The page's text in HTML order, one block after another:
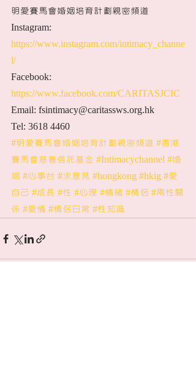
明愛賽馬會婚姻培育計劃親密頻道
Instagram:
https://www.instagram.com/intimacy_channe
l/
Facebook:
https://www.facebook.com/CARITASJCIC
Email: fsintimacy@caritassws.org.hk
Tel: 3618 4460
#明愛賽馬會婚姻培育計劃親密頻道 #香港
賽馬會慈善信託基金 #Intimacychannel #婚
姻 #心事台 #求意見 #hongkong #hkig #愛
自己 #成長 #性 #心理 #情緒 #情侶 #兩性關
係 #愛情 #情侶日常 #性知識